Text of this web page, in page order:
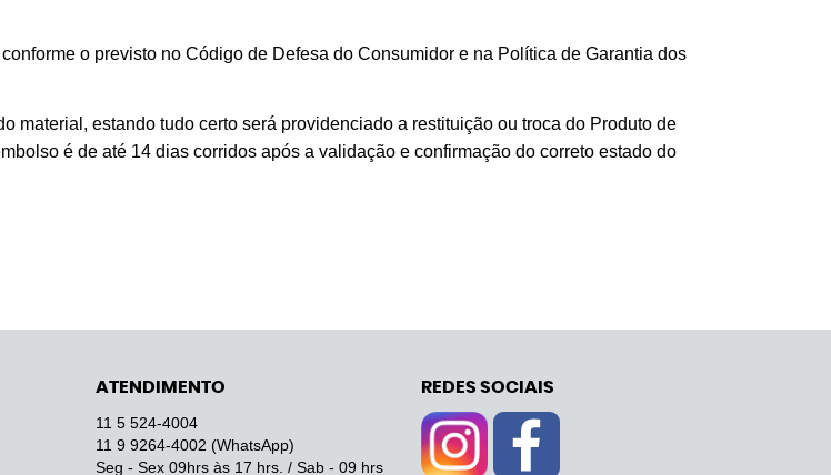
o previsto no Código de Defesa do Consumidor e na Política de Garantia dos
material, estando tudo certo será providenciado a restituição ou troca do Produto de
é de até 14 dias corridos após a validação e confirmação do correto estado do
ATENDIMENTO
11 5 524-4004
11 9 9264-4002 (WhatsApp)
Seg - Sex 09hrs às 17 hrs. / Sab - 09 hrs
REDES SOCIAIS